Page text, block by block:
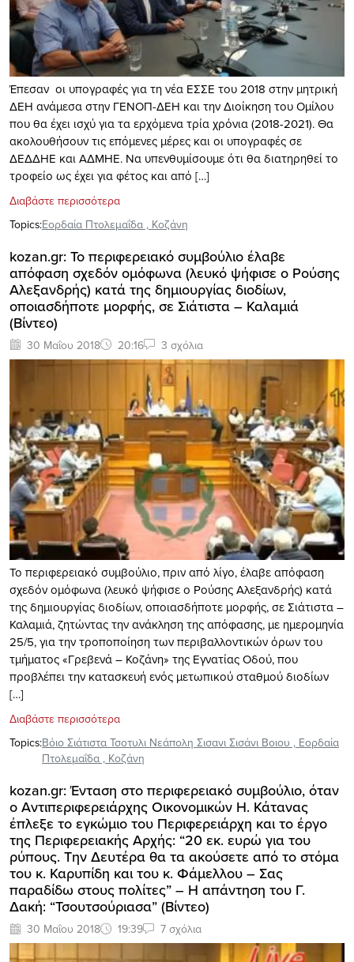
Έπεσαν οι υπογραφές για τη νέα ΕΣΣΕ του 2018 στην μητρική
ΔΕΗ ανάμεσα στην ΓΕΝΟΠ-ΔΕΗ και την Διοίκηση του Ομίλου
που θα έχει ισχύ για τα ερχόμενα τρία χρόνια (2018-2021). Θα
ακολουθήσουν τις επόμενες μέρες και οι υπογραφές σε
ΔΕΔΔΗΕ και ΑΔΜΗΕ. Να υπενθυμίσουμε ότι θα διατηρηθεί το
τροφείο ως έχει για φέτος και από […]
Διαβάστε περισσότερα
Topics:Εορδαία Πτολεμαΐδα , Κοζάνη
kozan.gr: To περιφερειακό συμβούλιο έλαβε
απόφαση σχεδόν ομόφωνα (λευκό ψήφισε ο Ρούσης
Αλεξανδρής) κατά της δημιουργίας διοδίων,
οποιασδήποτε μορφής, σε Σιάτιστα – Καλαμιά
(Βίντεο)
30 Μαΐου 2018 20:16 3 σχόλια
To περιφερειακό συμβούλιο, πριν από λίγο, έλαβε απόφαση
σχεδόν ομόφωνα (λευκό ψήφισε ο Ρούσης Αλεξανδρής) κατά
της δημιουργίας διοδίων, οποιασδήποτε μορφής, σε Σιάτιστα –
Καλαμιά, ζητώντας την ανάκληση της απόφασης, με ημερομηνία
25/5, για την τροποποίηση των περιβαλλοντικών όρων του
τμήματος «Γρεβενά – Κοζάνη» της Εγνατίας Οδού, που
προβλέπει την κατασκευή ενός μετωπικού σταθμού διοδίων
[…]
Διαβάστε περισσότερα
Topics:Βόιο Σιάτιστα Τσοτυλι Νεάπολη Σισανι Σισάνι Βοιου , Εορδαία
Πτολεμαΐδα , Κοζάνη
kozan.gr: Ένταση στο περιφερειακό συμβούλιο, όταν
ο Αντιπεριφερειάρχης Οικονομικών Η. Κάτανας
έπλεξε το εγκώμιο του Περιφερειάρχη και το έργο
της Περιφερειακής Αρχής: “20 εκ. ευρώ για του
ρύπους. Την Δευτέρα θα τα ακούσετε από το στόμα
του κ. Καρυπίδη και του κ. Φάμελλου – Σας
παραδίδω στους πολίτες” – Η απάντηση του Γ.
Δακή: “Τσουτσούριασα” (Βίντεο)
30 Μαΐου 2018 19:39 7 σχόλια